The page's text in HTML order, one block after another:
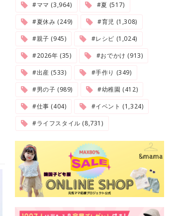
#ママ (3,964)
#夏 (517)
#夏休み (249)
#育児 (1,308)
#親子 (945)
#レシピ (1,024)
#2026年 (35)
#おでかけ (913)
#出産 (533)
#手作り (349)
#男の子 (989)
#幼稚園 (412)
#仕事 (404)
#イベント (1,324)
#ライフスタイル (8,731)